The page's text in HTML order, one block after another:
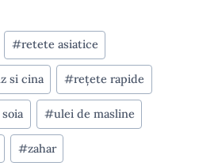
#retete asiatice
si cina #rețete rapide
#ulei de masline
#zahar